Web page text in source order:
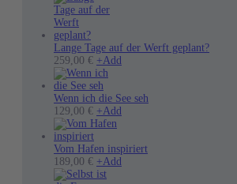
Lange Tage auf der Werft geplant?
259,00 € +Add
mehrere
Optionen
Wenn ich die See seh
129,00 € +Add
mehrere
Vom Hafen inspiriert
189,00 € +Add